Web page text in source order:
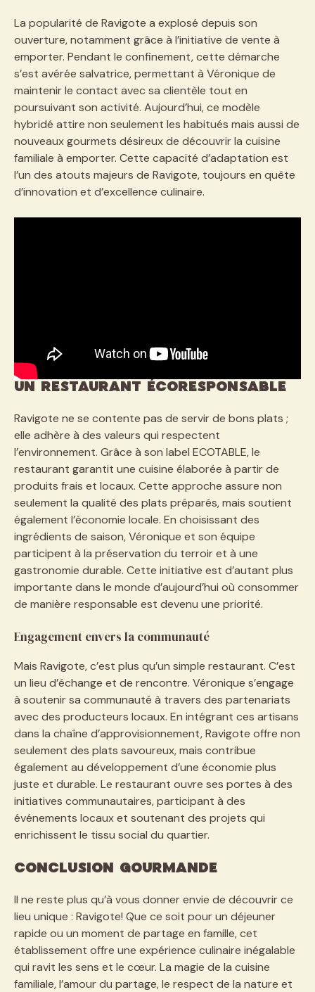
La popularité de Ravigote a explosé depuis son
ouverture, notamment grâce à l’initiative de vente à
emporter. Pendant le confinement, cette démarche
s’est avérée salvatrice, permettant à Véronique de
maintenir le contact avec sa clientèle tout en
poursuivant son activité. Aujourd’hui, ce modèle
hybridé attire non seulement les habitués mais aussi de
nouveaux gourmets désireux de découvrir la cuisine
familiale à emporter. Cette capacité d’adaptation est
l’un des atouts majeurs de Ravigote, toujours en quête
d’innovation et d’excellence culinaire.
Un restaurant écoresponsable
Ravigote ne se contente pas de servir de bons plats ;
elle adhère à des valeurs qui respectent
l’environnement. Grâce à son label ECOTABLE, le
restaurant garantit une cuisine élaborée à partir de
produits frais et locaux. Cette approche assure non
seulement la qualité des plats préparés, mais soutient
également l’économie locale. En choisissant des
ingrédients de saison, Véronique et son équipe
participent à la préservation du terroir et à une
gastronomie durable. Cette initiative est d’autant plus
importante dans le monde d’aujourd’hui où consommer
de manière responsable est devenu une priorité.
Engagement envers la communauté
Mais Ravigote, c’est plus qu’un simple restaurant. C’est
un lieu d’échange et de rencontre. Véronique s’engage
à soutenir sa communauté à travers des partenariats
avec des producteurs locaux. En intégrant ces artisans
dans la chaîne d’approvisionnement, Ravigote offre non
seulement des plats savoureux, mais contribue
également au développement d’une économie plus
juste et durable. Le restaurant ouvre ses portes à des
initiatives communautaires, participant à des
événements locaux et soutenant des projets qui
enrichissent le tissu social du quartier.
Conclusion gourmande
Il ne reste plus qu’à vous donner envie de découvrir ce
lieu unique : Ravigote! Que ce soit pour un déjeuner
rapide ou un moment de partage en famille, cet
établissement offre une expérience culinaire inégalable
qui ravit les sens et le cœur. La magie de la cuisine
familiale, l’amour du partage, le respect de la nature et